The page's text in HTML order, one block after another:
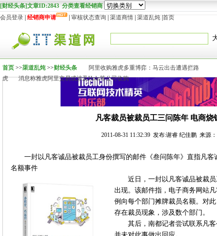
[财经头条]文章ID:2843 分类查看经销商
会员登录 经销商申请 审核状态查询 渠道商情 渠道乱炖 首页
首页 >>渠道乱炖>>财经头条
阿里收购雅虎多重博弈：马云出击遭遇拦路
虎
消息称雅虎阿里交易或涉及Hulu等公司收购
凡客裁员被裁员工三问陈年 电商烧
2011-08-31 11:32:39 发布:谢睿 纪佳鹏 来源
一封以凡客诚品被裁员工身份撰写的邮件《叁问陈年》直指凡
名额事件
近日，一封以凡客诚品被裁
出现。该邮件指，电子商务网站
例向每个部门摊牌裁员名额。对
存在裁员现象，涉及数个部门。
其后，南都记者尝试联系凡